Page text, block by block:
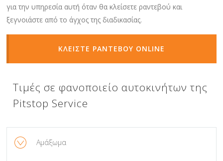
για την υπηρεσία αυτή όταν θα κλείσετε ραντεβού και
ξεγνοιάστε από το άγχος της διαδικασίας.
ΚΛΕΙΣΤΕ ΡΑΝΤΕΒΟΥ ONLINE
Τιμές σε φανοποιείο αυτοκινήτων της
Pitstop Service
Αμάξωμα